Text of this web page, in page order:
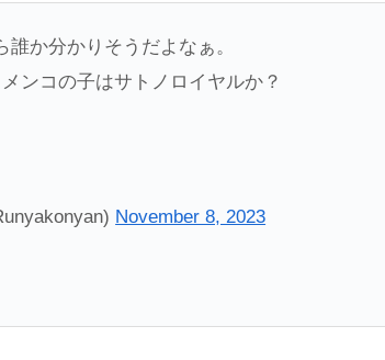
か分かりそうだよなぁ。
ンコの子はサトノロイヤルか？
November 8, 2023